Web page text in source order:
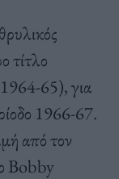
τίτλο
65), για
1966-67.
από τον
Bobby